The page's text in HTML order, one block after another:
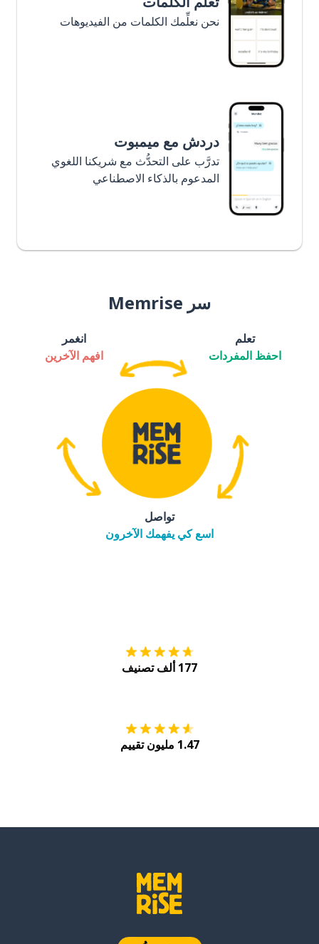
نحن نعلِّمك الكلمات من الفيديوهات
دردش مع ميمبوت
تدرَّب على التحدُّث مع شريكنا اللغوي
المدعوم بالذكاء الاصطناعي
سر Memrise
تعلم
احفظ المفردات
انغمر
افهم الآخرين
تواصل
اسع كي يفهمك الآخرون
177 ألف تصنيف
1.47 مليون تقييم